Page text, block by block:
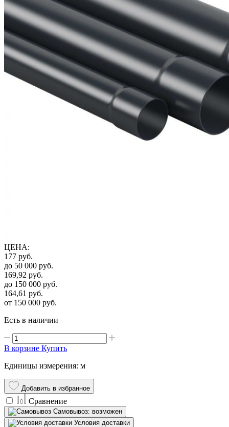
ЦЕНА:
177 руб.
до 50 000 руб.
169,92 руб.
до 150 000 руб.
164,61 руб.
от 150 000 руб.
Есть в наличии
В корзине Купить
Единицы измерения: м
Добавить в избранное
Сравнение
Самовывоз: возможен
Условия доставки